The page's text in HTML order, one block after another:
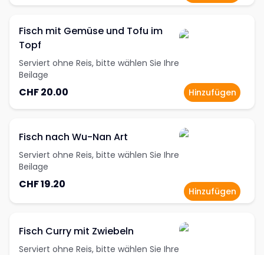
Fisch mit Gemüse und Tofu im
Topf
Serviert ohne Reis, bitte wählen Sie Ihre
Beilage
CHF 20.00 Hinzufügen
Fisch nach Wu-Nan Art
Serviert ohne Reis, bitte wählen Sie Ihre
Beilage
CHF 19.20
Hinzufügen
Fisch Curry mit Zwiebeln
Serviert ohne Reis, bitte wählen Sie Ihre